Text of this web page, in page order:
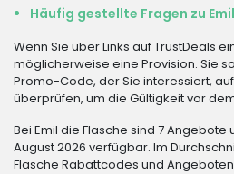
Häufig gestellte Fragen zu
Wenn Sie über Links auf TrustDeals
möglicherweise eine Provision. Sie
Promo-Code, der Sie interessiert,
überprüfen, um die Gültigkeit vor
Bei Emil die Flasche sind 7
August 2026 verfügbar. Im
Flasche Rabattcodes und